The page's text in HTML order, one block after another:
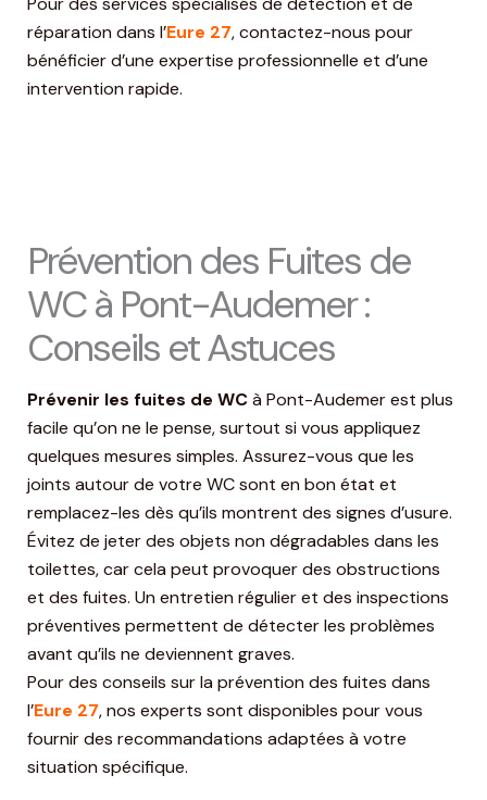
réparation dans l’Eure 27, contactez-nous pour
bénéficier d’une expertise professionnelle et d’une
intervention rapide.
Prévention des Fuites de
WC à Pont-Audemer :
Conseils et Astuces
Prévenir les fuites de WCà Pont-Audemer est plus
facile qu’on ne le pense, surtout si vous appliquez
quelques mesures simples. Assurez-vous que les
joints autour de votre WC sont en bon état et
remplacez-les dès qu’ils montrent des signes d’usure.
Évitez de jeter des objets non dégradables dans les
toilettes, car cela peut provoquer des obstructions
et des fuites. Un entretien régulier et des inspections
préventives permettent de détecter les problèmes
avant qu’ils ne deviennent graves.
Pour des conseils sur la prévention des fuites dans
l’Eure 27, nos experts sont disponibles pour vous
fournir des recommandations adaptées à votre
situation spécifique.